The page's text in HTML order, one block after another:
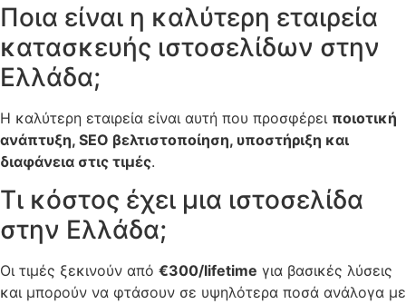
Ποια είναι η καλύτερη εταιρεία
κατασκευής ιστοσελίδων στην
Ελλάδα;
Η καλύτερη εταιρεία είναι αυτή που προσφέρει ποιοτική
ανάπτυξη, SEO βελτιστοποίηση, υποστήριξη και
διαφάνεια στις τιμές.
Τι κόστος έχει μια ιστοσελίδα
στην Ελλάδα;
Οι τιμές ξεκινούν από €300/lifetime για βασικές λύσεις
και μπορούν να φτάσουν σε υψηλότερα ποσά ανάλογα με